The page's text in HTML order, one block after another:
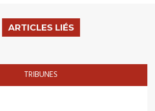
ARTICLES LIÉS
TRIBUNES